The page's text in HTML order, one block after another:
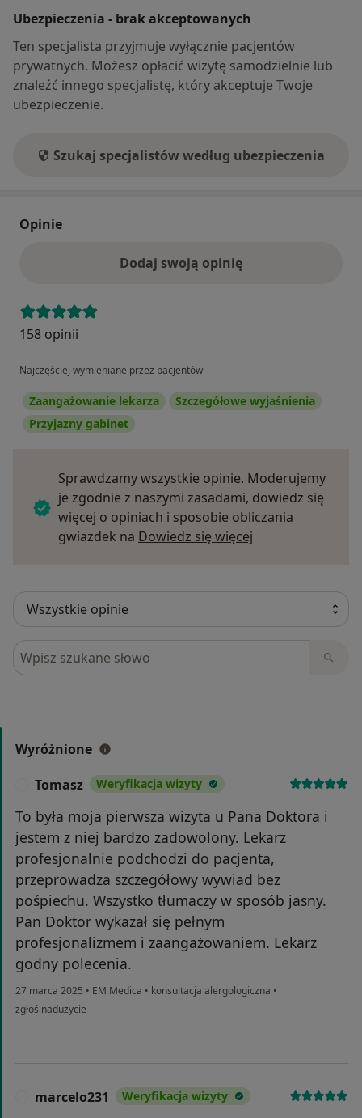
Ubezpieczenia - brak akceptowanych
Ten specjalista przyjmuje wyłącznie pacjentów
prywatnych. Możesz opłacić wizytę samodzielnie lub
znaleźć innego specjalistę, który akceptuje Twoje
ubezpieczenie.
Szukaj specjalistów według ubezpieczenia
Opinie
Dodaj swoją opinię
158 opinii
Najczęściej wymieniane przez pacjentów
Zaangażowanie lekarza
Szczegółowe wyjaśnienia
Przyjazny gabinet
Sprawdzamy wszystkie opinie. Moderujemy
je zgodnie z naszymi zasadami, dowiedz się
więcej o opiniach i sposobie obliczania
gwiazdek na Dowiedz się więcej
Szukaj w opiniach
Wyróżnione
Tomasz Weryfikacja wizyty
To była moja pierwsza wizyta u Pana Doktora i
jestem z niej bardzo zadowolony. Lekarz
profesjonalnie podchodzi do pacjenta,
przeprowadza szczegółowy wywiad bez
pośpiechu. Wszystko tłumaczy w sposób jasny.
Pan Doktor wykazał się pełnym
profesjonalizmem i zaangażowaniem. Lekarz
godny polecenia.
27 marca 2025 • EM Medica • konsultacja alergologiczna •
w opinii użytkownika Tomasz
zgłoś nadużycie
marcelo231 Weryfikacja wizyty